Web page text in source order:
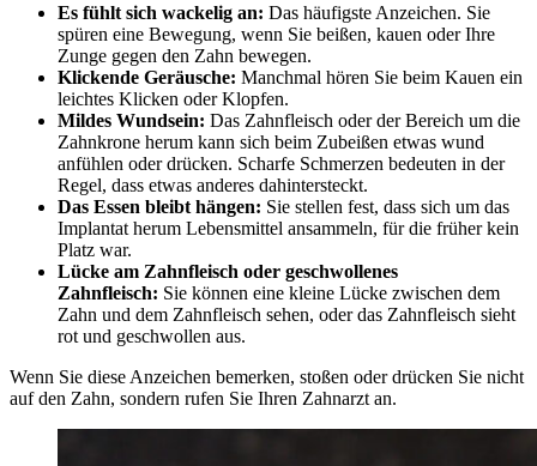
Es fühlt sich wackelig an: Das häufigste Anzeichen. Sie
spüren eine Bewegung, wenn Sie beißen, kauen oder Ihre
Zunge gegen den Zahn bewegen.
Klickende Geräusche: Manchmal hören Sie beim Kauen ein
leichtes Klicken oder Klopfen.
Mildes Wundsein: Das Zahnfleisch oder der Bereich um die
Zahnkrone herum kann sich beim Zubeißen etwas wund
anfühlen oder drücken. Scharfe Schmerzen bedeuten in der
Regel, dass etwas anderes dahintersteckt.
Das Essen bleibt hängen: Sie stellen fest, dass sich um das
Implantat herum Lebensmittel ansammeln, für die früher kein
Platz war.
Lücke am Zahnfleisch oder geschwollenes
Zahnfleisch: Sie können eine kleine Lücke zwischen dem
Zahn und dem Zahnfleisch sehen, oder das Zahnfleisch sieht
rot und geschwollen aus.
Wenn Sie diese Anzeichen bemerken, stoßen oder drücken Sie nicht
auf den Zahn, sondern rufen Sie Ihren Zahnarzt an.